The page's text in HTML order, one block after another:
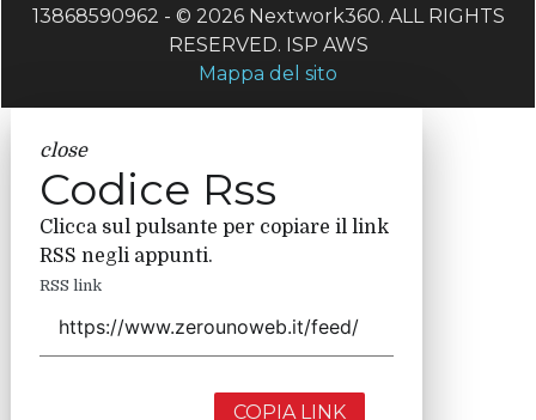
13868590962 - © 2026 Nextwork360. ALL RIGHTS
RESERVED. ISP AWS
Mappa del sito
close
Codice Rss
Clicca sul pulsante per copiare il link
RSS negli appunti.
RSS link
COPIA LINK